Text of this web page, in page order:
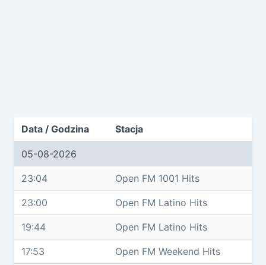
Data / Godzina Stacja
05-08-2026
23:04 Open FM 1001 Hits
23:00 Open FM Latino Hits
19:44 Open FM Latino Hits
17:53 Open FM Weekend Hits